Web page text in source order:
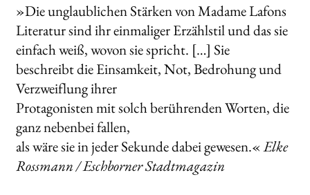
»Die unglaublichen Stärken von Madame Lafons
Literatur sind ihr einmaliger Erzählstil und das sie
einfach weiß, wovon sie spricht. […] Sie
beschreibt die Einsamkeit, Not, Bedrohung und
Verzweiflung ihrer
Protagonisten mit solch berührenden Worten, die
ganz nebenbei fallen,
als wäre sie in jeder Sekunde dabei gewesen.«Elke
Rossmann / Eschborner Stadtmagazin